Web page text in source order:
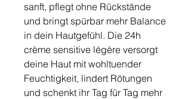
sanft, pflegt ohne Rückstände
und bringt spürbar mehr Balance
in dein Hautgefühl. Die 24h
crème sensitive légère versorgt
deine Haut mit wohltuender
Feuchtigkeit, lindert Rötungen
und schenkt ihr Tag für Tag mehr